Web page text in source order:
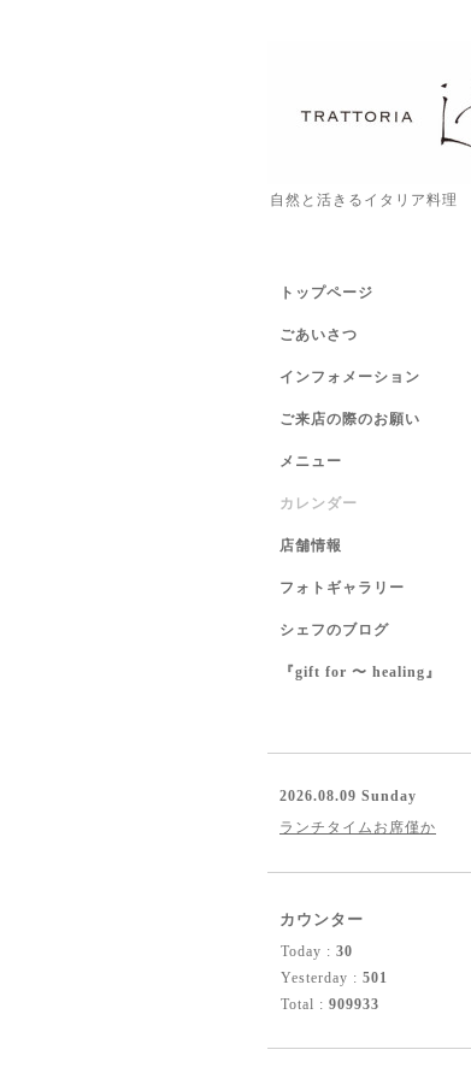
自然と活きるイタリア料理
トップページ
ごあいさつ
インフォメーション
ご来店の際のお願い
メニュー
カレンダー
店舗情報
フォトギャラリー
シェフのブログ
『gift for 〜 healing』
2026.08.09 Sunday
ランチタイムお席僅か
カウンター
Today : 30
Yesterday : 501
Total : 909933